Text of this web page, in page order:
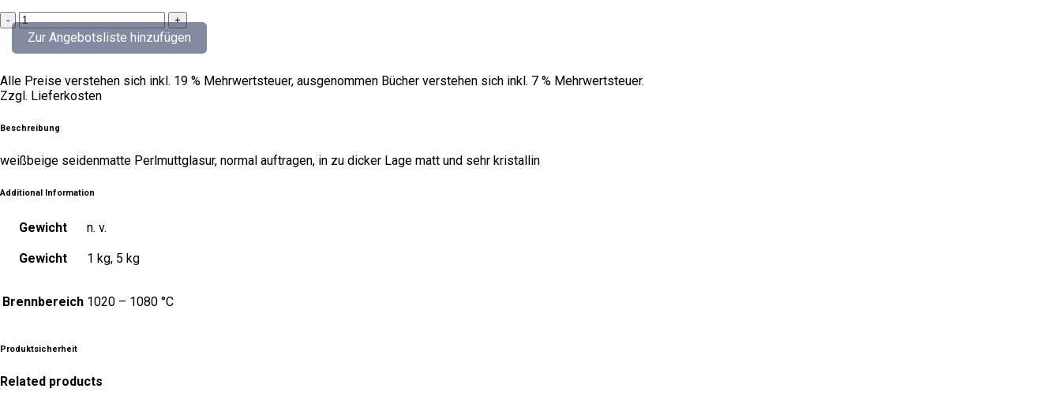
muschelweiß
quantityZur Angebotsliste hinzufügen
Alle Preise verstehen sich inkl. 19 % Mehrwertsteuer, ausgenommen Bücher verstehen sich inkl. 7 % Mehrwertsteuer.
Zzgl. Lieferkosten
Beschreibung
weißbeige seidenmatte Perlmuttglasur, normal auftragen, in zu dicker Lage matt und sehr kristallin
Additional Information
Gewicht n. v.
Gewicht 1 kg, 5 kg
Brennbereich 1020 – 1080 °C
Produktsicherheit
Related products